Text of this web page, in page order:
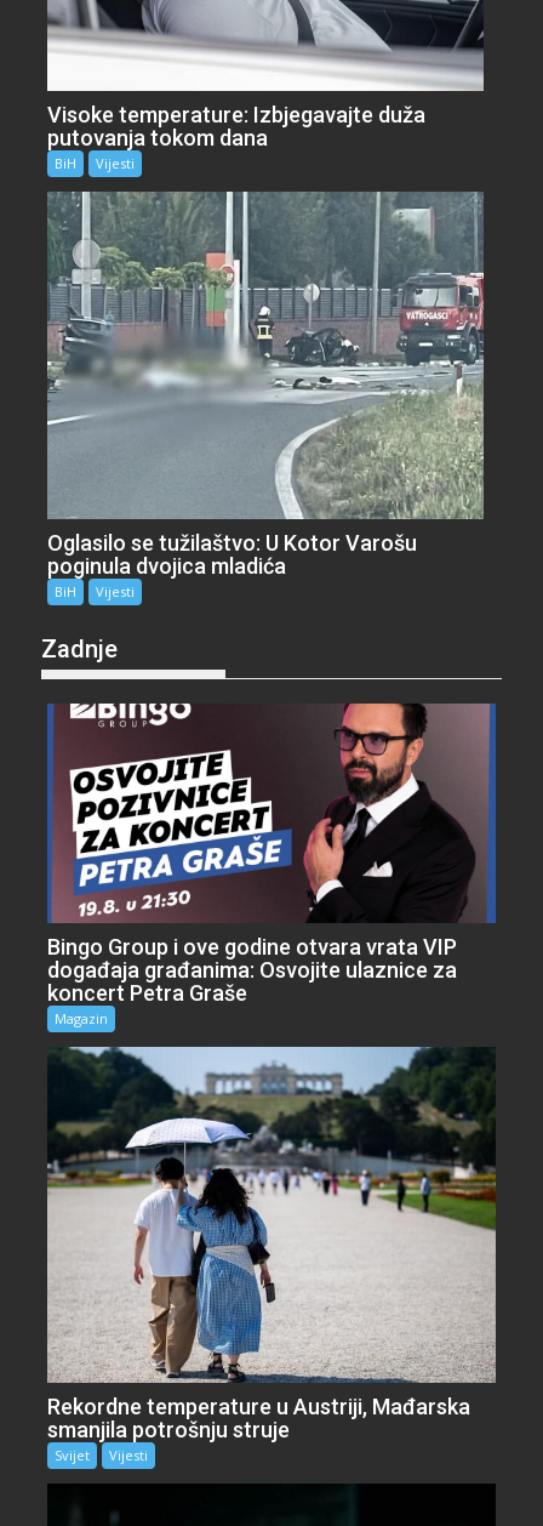
Visoke temperature: Izbjegavajte duža
putovanja tokom dana
BiH Vijesti
Oglasilo se tužilaštvo: U Kotor Varošu
poginula dvojica mladića
BiH Vijesti
Zadnje
Bingo Group i ove godine otvara vrata VIP
događaja građanima: Osvojite ulaznice za
koncert Petra Graše
Magazin
Rekordne temperature u Austriji, Mađarska
smanjila potrošnju struje
Svijet Vijesti